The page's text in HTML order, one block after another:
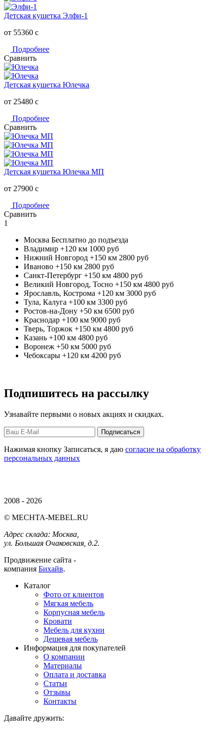
Детская кушетка Элфи-1
от 55360 c
Подробнее
Сравнить
Детская кушетка Юлечка
от 25480 c
Подробнее
Сравнить
Детская кушетка Юлечка МП
от 27900 c
Подробнее
Сравнить
1
Москва Бесплатно до подъезда
Владимир +120 км 1000 руб
Нижний Новгород +150 км 2800 руб
Иваново +150 км 2800 руб
Санкт-Петербург +150 км 4800 руб
Великий Новгород, Тосно +150 км 4800 руб
Ярославль, Кострома +120 км 3000 руб
Тула, Калуга +100 км 3300 руб
Ростов-на-Дону +50 км 6500 руб
Краснодар +100 км 9000 руб
Тверь, Торжок +150 км 4800 руб
Казань +100 км 4800 руб
Воронеж +50 км 5000 руб
Чебоксары +120 км 4200 руб
Подпишитесь на рассылку
Узнавайте первыми о новых акциях и скидках.
Нажимая кнопку Записаться, я даю согласие на обработку
персональных данных
2008 - 2026
© MECHTA-MEBEL.RU
Адрес склада: Москва,
ул. Большая Очаковская, д.2.
Продвижение сайта -
компания Бихайв.
Каталог
Фото от клиентов
Мягкая мебель
Корпусная мебель
Кровати
Мебель для кухни
Дешевая мебель
Информация для покупателей
О компании
Материалы
Оплата и доставка
Статьи
Отзывы
Контакты
Давайте дружить: